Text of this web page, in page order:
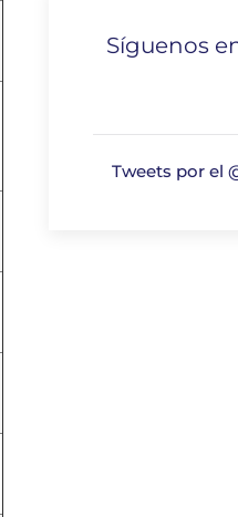
Síguenos
Tweets por el